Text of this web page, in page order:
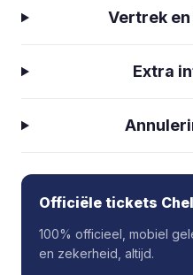
Vertrek
Extra
Officiële tickets
100% officieel, mobiel
en zekerheid, altijd.